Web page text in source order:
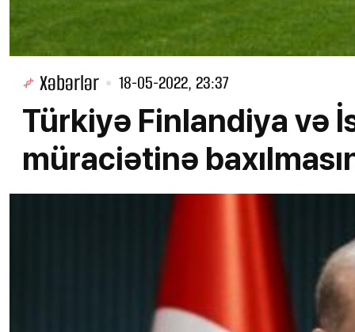
Xəbərlər 18-05-2022, 23:37
Türkiyə Finlandiya və
müraciətinə